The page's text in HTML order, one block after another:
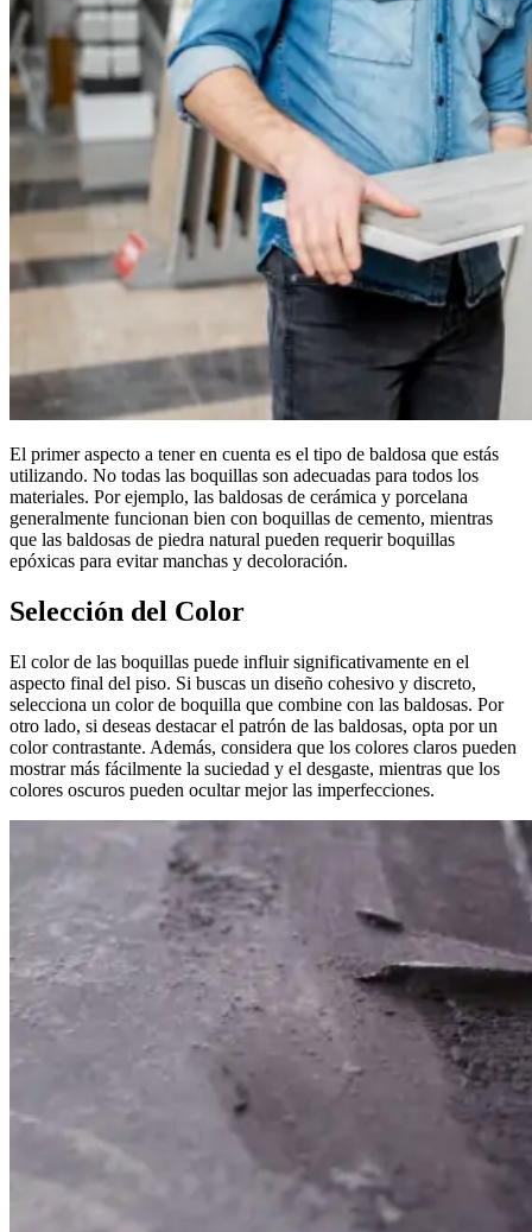
El primer aspecto a tener en cuenta es el tipo de baldosa que estás
utilizando. No todas las boquillas son adecuadas para todos los
materiales. Por ejemplo, las baldosas de cerámica y porcelana
generalmente funcionan bien con boquillas de cemento, mientras
que las baldosas de piedra natural pueden requerir boquillas
epóxicas para evitar manchas y decoloración.
Selección del Color
El color de las boquillas puede influir significativamente en el
aspecto final del piso. Si buscas un diseño cohesivo y discreto,
selecciona un color de boquilla que combine con las baldosas. Por
otro lado, si deseas destacar el patrón de las baldosas, opta por un
color contrastante. Además, considera que los colores claros pueden
mostrar más fácilmente la suciedad y el desgaste, mientras que los
colores oscuros pueden ocultar mejor las imperfecciones.